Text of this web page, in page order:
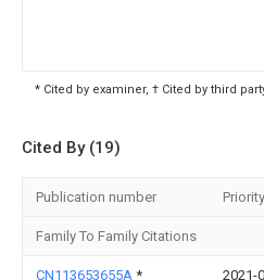
* Cited by examiner, † Cited by third
Cited By (19)
Publication number
Family To Family Citations
CN113653655A * 2021-